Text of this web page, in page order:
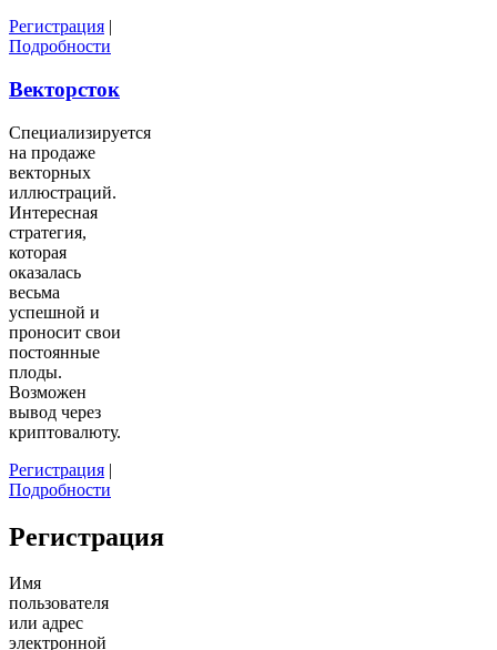
Регистрация |
Подробности
Векторсток
Специализируется
на продаже
векторных
иллюстраций.
Интересная
стратегия,
которая
оказалась
весьма
успешной и
проносит свои
постоянные
плоды.
Возможен
вывод через
криптовалюту.
Регистрация |
Подробности
Регистрация
Имя
пользователя
или адрес
электронной